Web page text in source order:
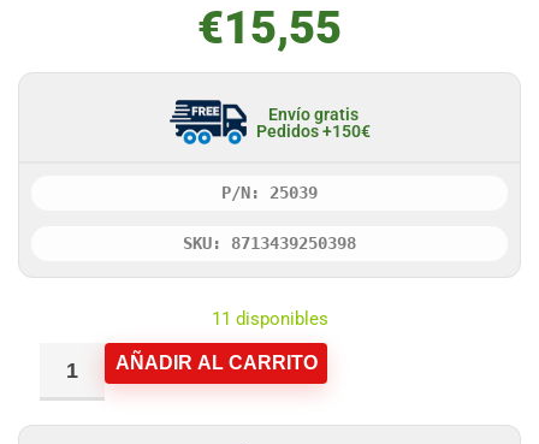
€15,55
Envío gratis
Pedidos +150€
P/N: 25039
SKU: 8713439250398
11 disponibles
AÑADIR AL CARRITO